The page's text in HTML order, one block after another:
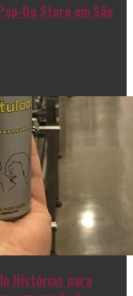
Up Store em São
Histórias para